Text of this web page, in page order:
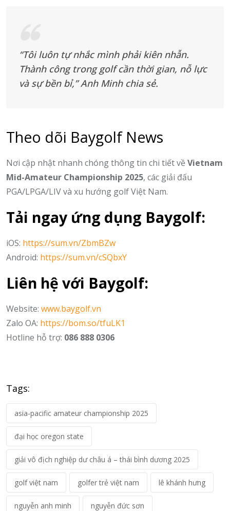
“Tôi luôn tự nhắc mình phải kiên nhẫn.
Thành công trong golf cần thời gian, nỗ lực
và sự bền bỉ,” Anh Minh chia sẻ.
Theo dõi Baygolf News
Nơi cập nhật nhanh chóng thông tin chi tiết về Vietnam
Mid-Amateur Championship 2025, các giải đấu
PGA/LPGA/LIV và xu hướng golf Việt Nam.
Tải ngay ứng dụng Baygolf:
iOS: https://sum.vn/ZbmBZw
Android: https://sum.vn/cSQbxY
Liên hệ với Baygolf:
Website: www.baygolf.vn
Zalo OA: https://bom.so/tfuLK1
Hotline hỗ trợ: 086 888 0306
Tags:
asia-pacific amateur championship 2025
đại học oregon state
giải vô địch nghiệp dư châu á – thái bình dương 2025
golf việt nam golfer trẻ việt nam lê khánh hưng
nguyễn anh minh nguyễn đức sơn